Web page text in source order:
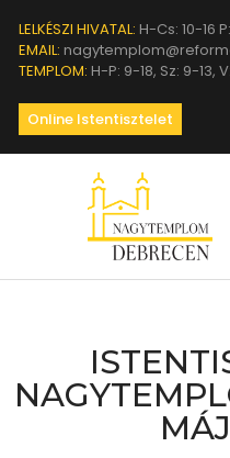
LELKÉSZI HIVATAL: H-Cs: 10-16
EMAIL:
TEMPLOM: H-P: 9-18, Sz: 9-13,
Online Istentisztelet